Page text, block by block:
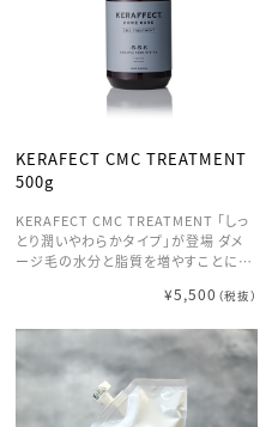
KERAFECT CMC TREATMENT
500g
KERAFECT CMC TREATMENT 「しっ
とり潤いやわらかタイプ」が登場 ダメ
ージ毛の水分と脂質を増やすことに特
燥が気になる髪を しっとり柔らかくし
たい方へおすすめです。 ５種類のナノ
化セラミドで ダメージ毛の水分と脂質
を増やすことに特化し CMC＋水分量
増加させて髪の潤いを取り戻す 高濃度
¥5,500 （税抜）